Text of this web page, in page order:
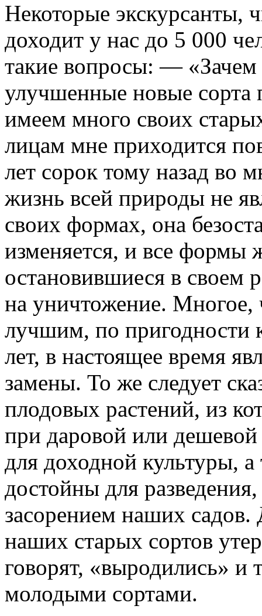
Некоторые экскурсанты,
доходит у нас до 5 000
такие вопросы: — «Зачем
улучшенные новые сорта
имеем много своих
лицам мне приходится
лет сорок тому назад во
жизнь всей природы не
своих формах, она
изменяется, и все формы
остановившиеся в своем
на уничтожение. Многое,
лучшим, по
лет, в настоящее время
замены. То же следует
плодовых растений, из
при даровой или
для доходной культуры,
достойны для
засорением наших садов.
наших старых сортов
говорят, «выродились»
молодыми сортами.